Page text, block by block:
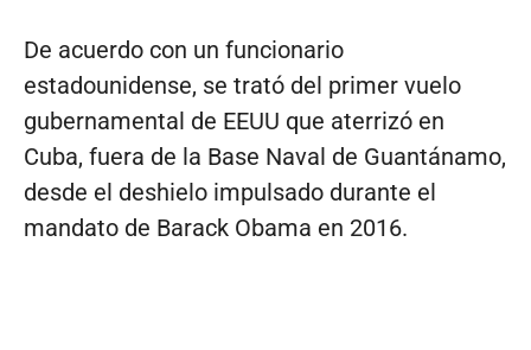
De acuerdo con un funcionario
estadounidense, se trató del primer vuelo
gubernamental de EEUU que aterrizó en
Cuba, fuera de la Base Naval de Guantánamo,
desde el deshielo impulsado durante el
mandato de Barack Obama en 2016.